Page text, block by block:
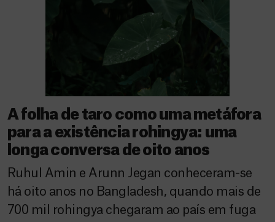
A folha de taro como uma metáfora
para a existência rohingya: uma
longa conversa de oito anos
Ruhul Amin e Arunn Jegan conheceram-se
há oito anos no Bangladesh, quando mais de
700 mil rohingya chegaram ao país em fuga